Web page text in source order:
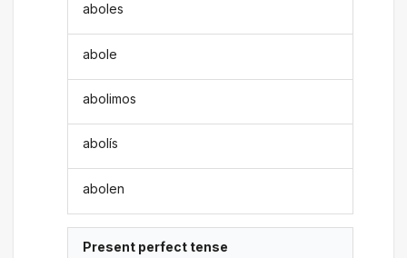
aboles
abole
abolimos
abolís
abolen
Present perfect tense